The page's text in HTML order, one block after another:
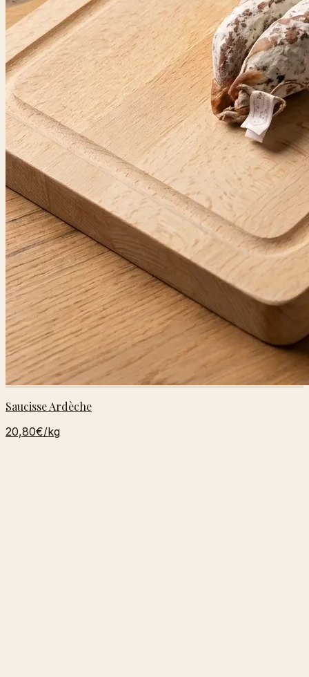
Saucisse Ardèche
20,80€/kg